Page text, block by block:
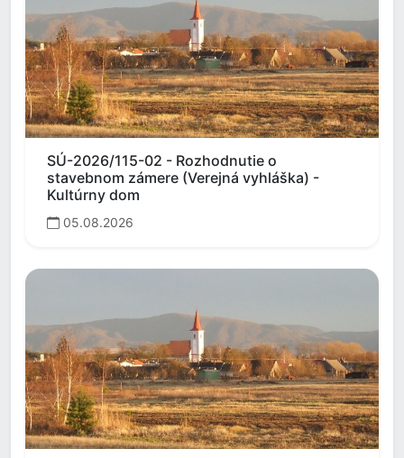
SÚ-2026/115-02 - Rozhodnutie o
stavebnom zámere (Verejná vyhláška) -
Kultúrny dom
05.08.2026